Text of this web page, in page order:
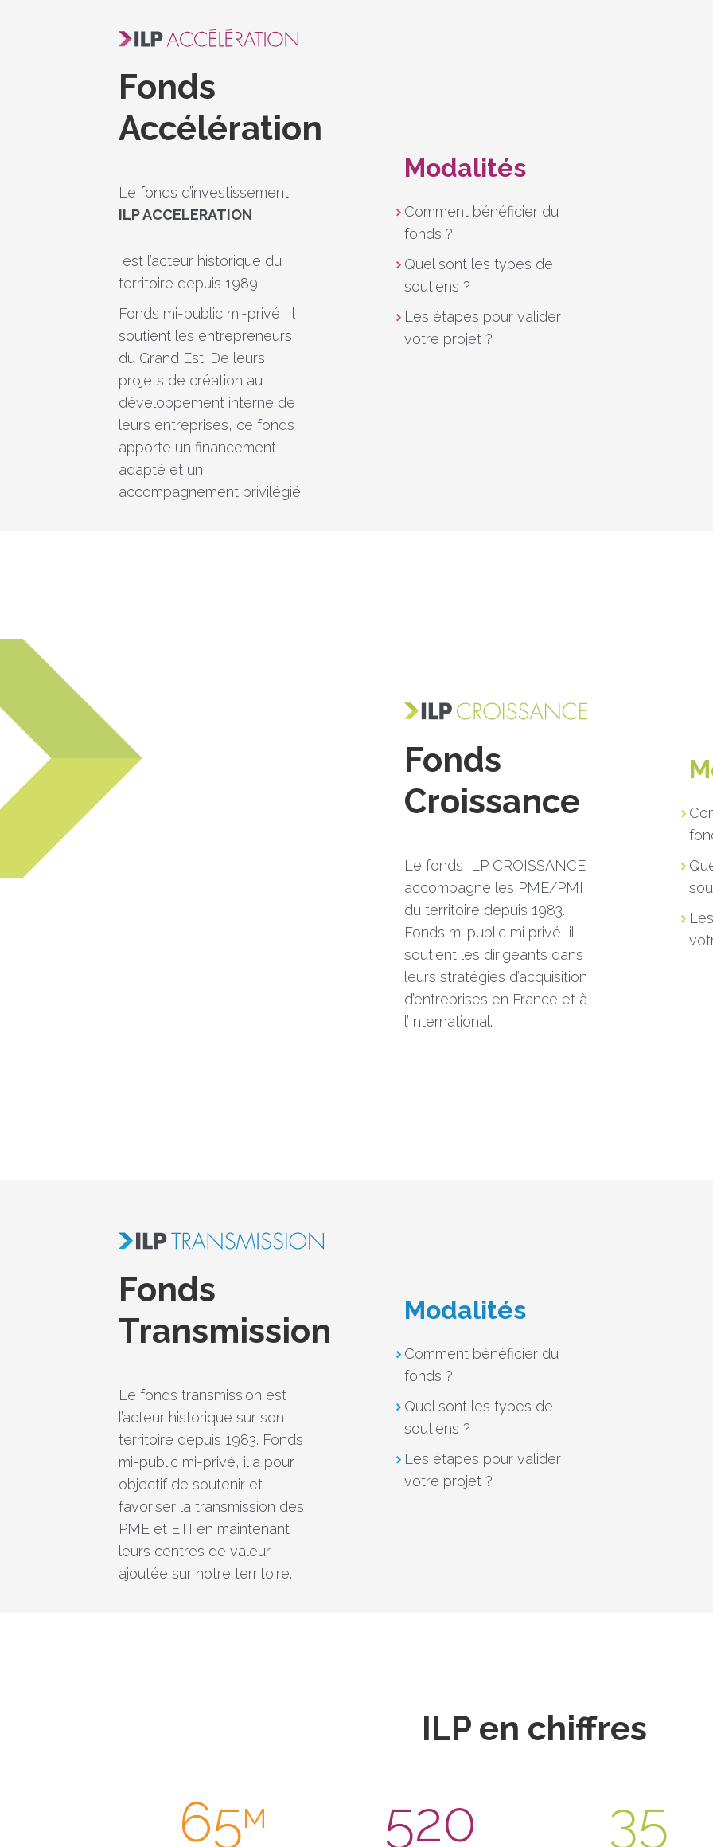
Fonds
Accélération
Le fonds d’investissement
ILP ACCELERATION
est l’acteur historique du
territoire depuis 1989.
Fonds mi-public mi-privé, Il
soutient les entrepreneurs
du Grand Est. De leurs
projets de création au
développement interne de
leurs entreprises, ce fonds
apporte un financement
adapté et un
accompagnement privilégié.
Modalités
Comment bénéficier du
fonds ?
Quel sont les types de
soutiens ?
Les étapes pour valider
votre projet ?
Fonds
Croissance
Le fonds ILP CROISSANCE
accompagne les PME/PMI
du territoire depuis 1983.
Fonds mi public mi privé, il
soutient les dirigeants dans
leurs stratégies d’acquisition
d’entreprises en France et à
l’International.
Fonds
Transmission
Le fonds transmission est
l’acteur historique sur son
territoire depuis 1983. Fonds
mi-public mi-privé, il a pour
objectif de soutenir et
favoriser la transmission des
PME et ETI en maintenant
leurs centres de valeur
ajoutée sur notre territoire.
Modalités
Comment bénéficier du
fonds ?
Quel sont les types de
soutiens ?
Les étapes pour valider
votre projet ?
ILP en chiffres
65M 520 35